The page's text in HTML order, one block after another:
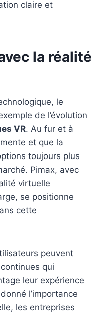
claire et
la réalité
le
de l’évolution
VR. Au fur et à
et que la
toujours plus
Pimax, avec
virtuelle
se positionne
cette
peuvent
qui
leur expérience
l’importance
les entreprises